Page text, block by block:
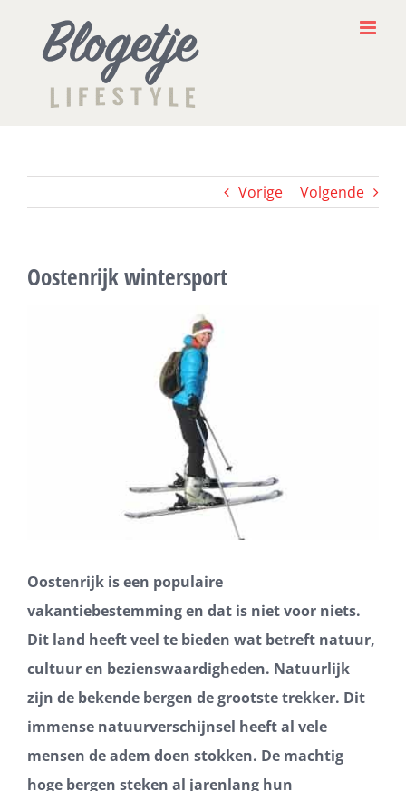
Vorige Volgende
Oostenrijk wintersport
Oostenrijk is een populaire
vakantiebestemming en dat is niet voor niets.
Dit land heeft veel te bieden wat betreft natuur,
cultuur en bezienswaardigheden. Natuurlijk
zijn de bekende bergen de grootste trekker. Dit
immense natuurverschijnsel heeft al vele
mensen de adem doen stokken. De machtig
hoge bergen steken al jarenlang hun